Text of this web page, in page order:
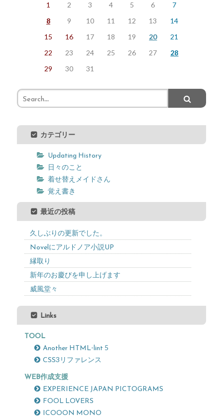
1 2 3 4 5 6
7
8
9 10 11 12 13
14
15
16 17 18 19 20
21
22
23 24 25 26 27
28
29
30 31
カテゴリー
Updating History
日々のこと
着せ替えメイドさん
覚え書き
最近の投稿
久しぶりの更新でした。
Novelにアルドノア小説UP
縁取り
新年のお慶びを申し上げます
威風堂々
Links
TOOL
Another HTML-lint 5
CSS3リファレンス
WEB作成支援
EXPERIENCE JAPAN PICTOGRAMS
FOOL LOVERS
ICOOON MONO